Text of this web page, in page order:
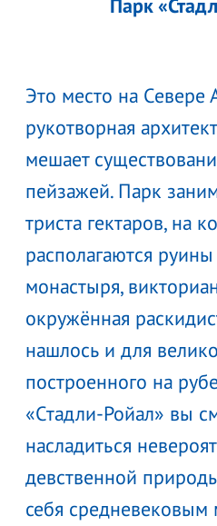
Это место на Севере
рукотворная
мешает
пейзажей. Парк
триста гектаров, на
располагаются
монастыря,
окружённая
нашлось и для
построенного на
«Стадли-Ройал» вы
насладиться
девственной
себя средневековым